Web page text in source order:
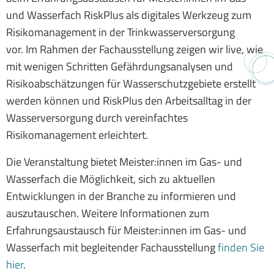
und Wasserfach RiskPlus als digitales Werkzeug zum
Risikomanagement in der Trinkwasserversorgung
vor. Im Rahmen der Fachausstellung zeigen wir live, wie
mit wenigen Schritten Gefährdungsanalysen und
Risikoabschätzungen für Wasserschutzgebiete erstellt
werden können und RiskPlus den Arbeitsalltag in der
Wasserversorgung durch vereinfachtes
Risikomanagement erleichtert.
Die Veranstaltung bietet Meister:innen im Gas- und
Wasserfach die Möglichkeit, sich zu aktuellen
Entwicklungen in der Branche zu informieren und
auszutauschen. Weitere Informationen zum
Erfahrungsaustausch für Meister:innen im Gas- und
Wasserfach mit begleitender Fachausstellungfinden Sie
hier.